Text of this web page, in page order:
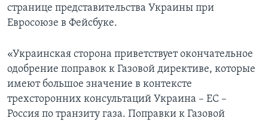
странице представительства Украины при
Евросоюзе в Фейсбуке.
«Украинская сторона приветствует окончательное
одобрение поправок к Газовой директиве, которые
имеют большое значение в контексте
трехсторонних консультаций Украина – ЕС –
Россия по транзиту газа. Поправки к Газовой